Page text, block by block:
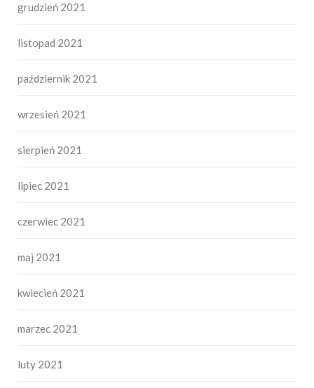
grudzień 2021
listopad 2021
październik 2021
wrzesień 2021
sierpień 2021
lipiec 2021
czerwiec 2021
maj 2021
kwiecień 2021
marzec 2021
luty 2021